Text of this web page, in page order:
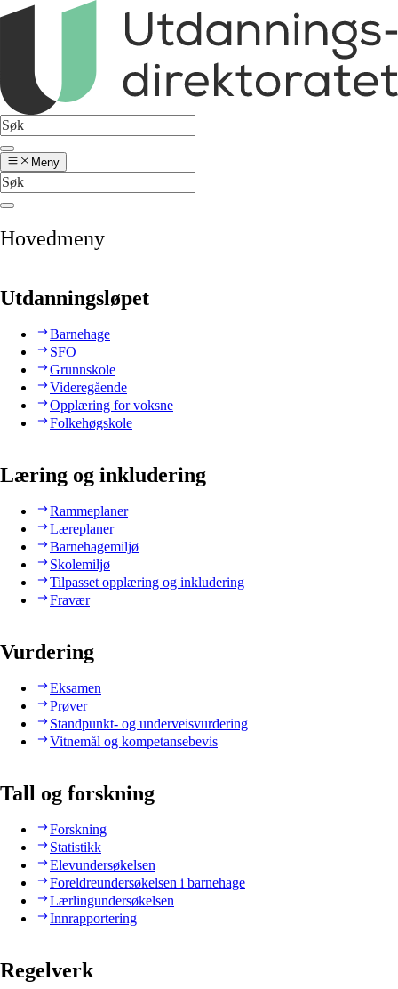
Meny
Hovedmeny
Utdanningsløpet
Barnehage
SFO
Grunnskole
Videregående
Opplæring for voksne
Folkehøgskole
Læring og inkludering
Rammeplaner
Læreplaner
Barnehagemiljø
Skolemiljø
Tilpasset opplæring og inkludering
Fravær
Vurdering
Eksamen
Prøver
Standpunkt- og underveisvurdering
Vitnemål og kompetansebevis
Tall og forskning
Forskning
Statistikk
Elevundersøkelsen
Foreldreundersøkelsen i barnehage
Lærlingundersøkelsen
Innrapportering
Regelverk